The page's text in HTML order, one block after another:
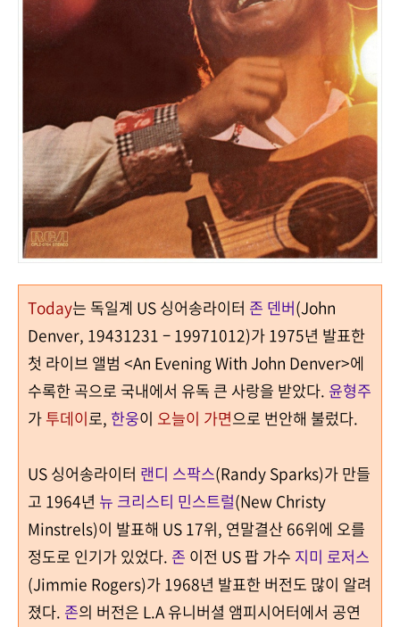
Today는 독일계 US 싱어송라이터 존 덴버(John
Denver, 19431231 – 19971012)가1975년 발표한
첫 라이브 앨범 <An Evening With John Denver>에
수록한 곡으로 국내에서 유독 큰 사랑을 받았다. 윤형주
가투데이로, 한웅이 오늘이 가면으로 번안해 불렀다.
US 싱어송라이터 랜디 스팍스(Randy Sparks)가 만들
고 1964년 뉴 크리스티 민스트럴(New Christy
Minstrels)이 발표해 US17위, 연말결산66위에 오를
정도로 인기가 있었다. 존 이전 US 팝 가수 지미 로저스
(Jimmie Rogers)가1968년 발표한 버전도 많이 알려
졌다. 존의 버전은 L.A 유니버셜 앰피시어터에서 공연